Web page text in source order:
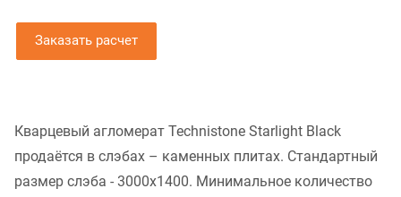
Заказать расчет
Кварцевый агломерат Technistone Starlight Black
продаётся в слэбах – каменных плитах. Стандартный
размер слэба - 3000x1400. Минимальное количество